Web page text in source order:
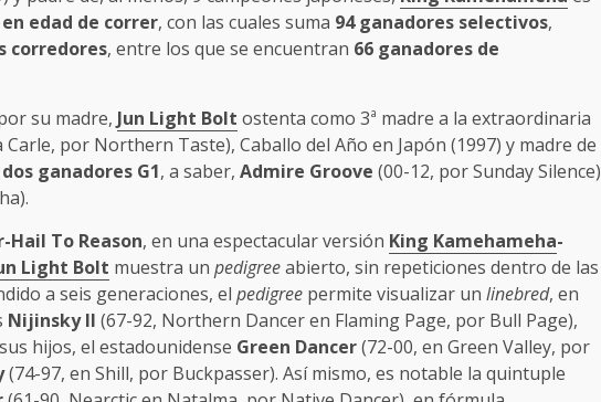
edad de correr, con las cuales suma 94 ganadores selectivos,
corredores, entre los que se encuentran 66 ganadores de
su madre, Jun Light Bolt ostenta como 3ª madre a la extraordinaria
por Northern Taste), Caballo del Año en Japón (1997) y madre de
dos ganadores G1, a saber, Admire Groove (00-12, por Sunday Silence)
Hail To Reason, en una espectacular versión King Kamehameha-
Light Bolt muestra un pedigreeabierto, sin repeticiones dentro de las
a seis generaciones, el pedigree permite visualizar un linebred, en
Nijinsky II (67-92, Northern Dancer en Flaming Page, por Bull Page),
hijos, el estadounidense Green Dancer(72-00, en Green Valley, por
(74-97, en Shill, por Buckpasser). Así mismo, es notable la quintuple